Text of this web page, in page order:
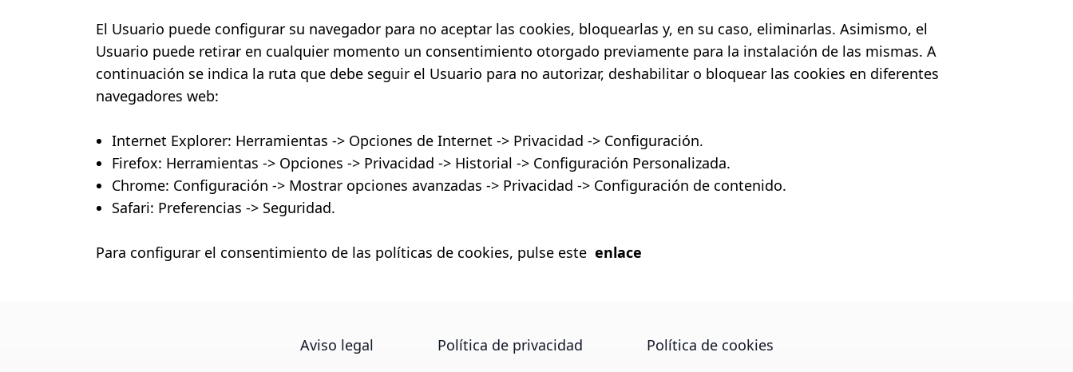
El Usuario puede configurar su navegador para no aceptar las cookies, bloquearlas y, en su caso, eliminarlas. Asimismo, el
Usuario puede retirar en cualquier momento un consentimiento otorgado previamente para la instalación de las mismas. A
continuación se indica la ruta que debe seguir el Usuario para no autorizar, deshabilitar o bloquear las cookies en diferentes
navegadores web:
Internet Explorer: Herramientas -> Opciones de Internet -> Privacidad -> Configuración.
Firefox: Herramientas -> Opciones -> Privacidad -> Historial -> Configuración Personalizada.
Chrome: Configuración -> Mostrar opciones avanzadas -> Privacidad -> Configuración de contenido.
Safari: Preferencias -> Seguridad.
Para configurar el consentimiento de las políticas de cookies, pulse este enlace
Aviso legal Política de privacidad Política de cookies